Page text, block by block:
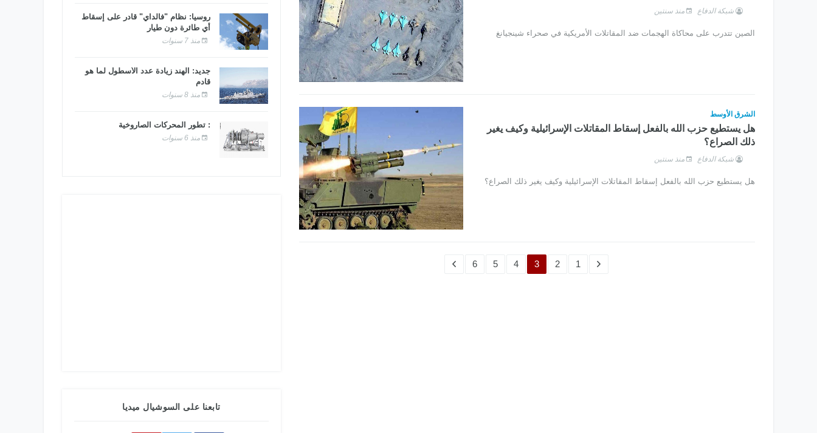
شبكة الدفاع منذ سنتين
الصين تتدرب على محاكاة الهجمات ضد المقاتلات الأمريكية في صحراء شينجيانغ
الشرق الأوسط
هل يستطيع حزب الله بالفعل إسقاط المقاتلات الإسرائيلية وكيف يغير
ذلك الصراع؟
شبكة الدفاع منذ سنتين
هل يستطيع حزب الله بالفعل إسقاط المقاتلات الإسرائيلية وكيف يغير ذلك الصراع؟
1
2
3
4
5
6
روسيا: نظام "فالداي" قادر على إسقاط
أي طائرة دون طيار
منذ 7 سنوات
جديد: الهند زيادة عدد الأسطول لما هو
قادم
منذ 8 سنوات
: تطور المحركات الصاروخية
منذ 6 سنوات
تابعنا على السوشيال ميديا